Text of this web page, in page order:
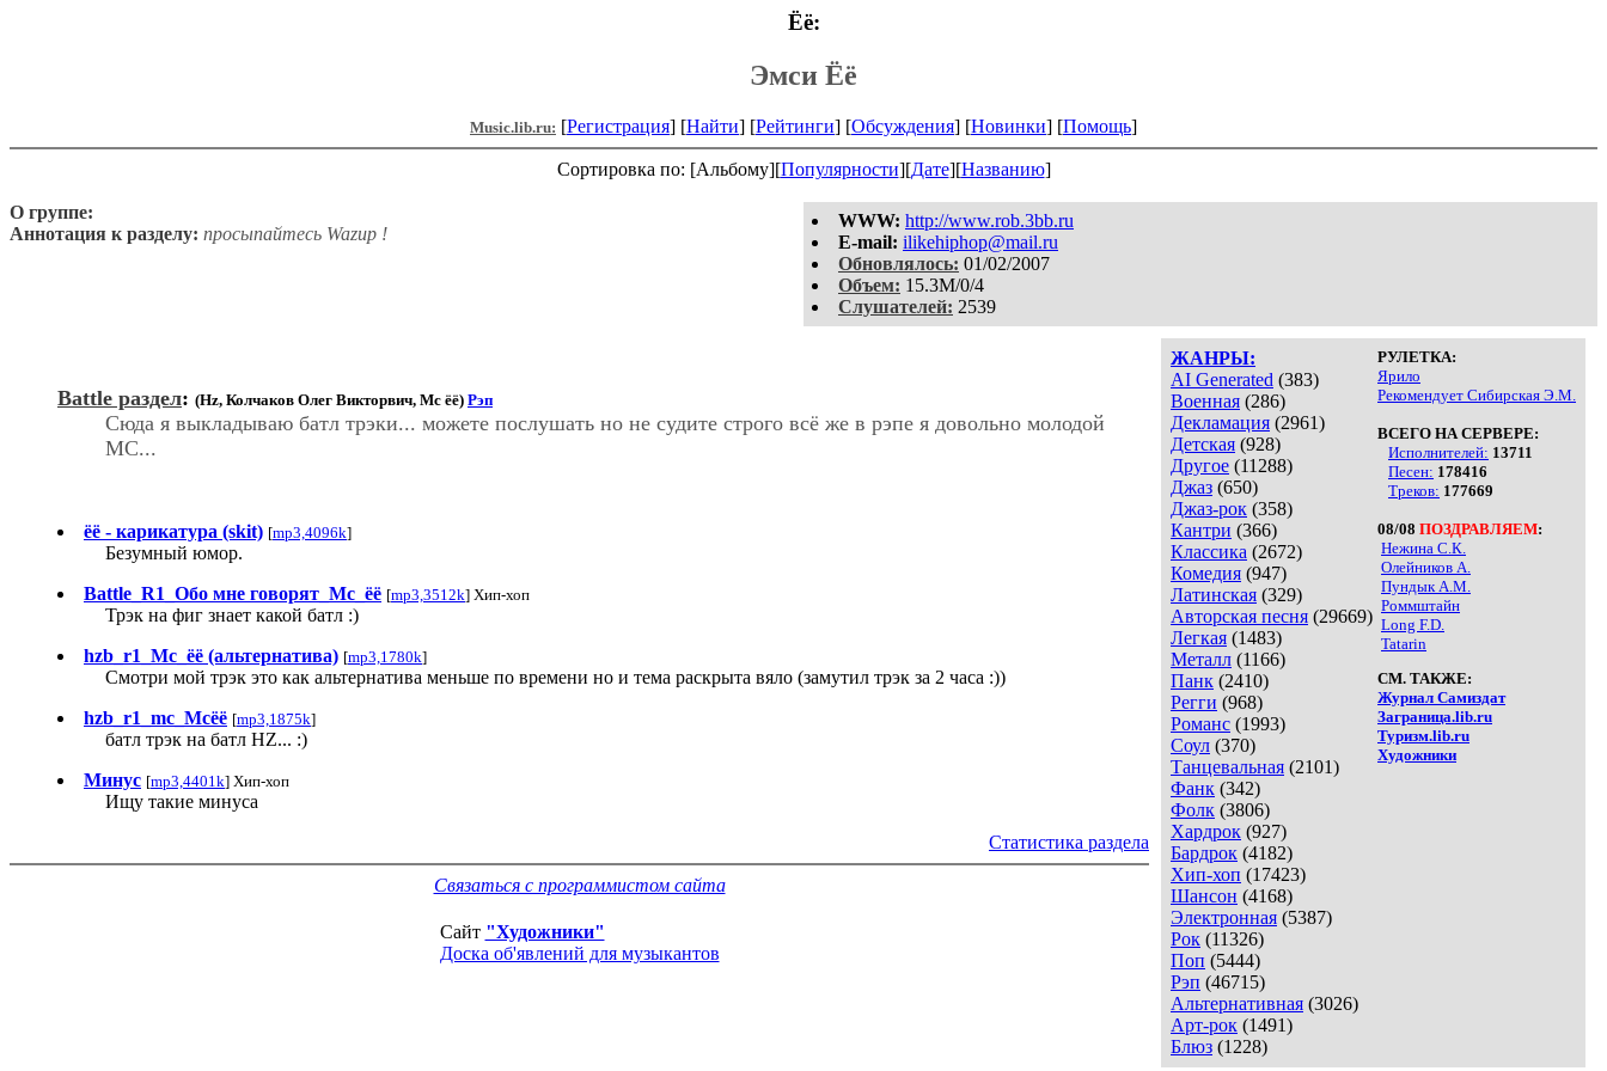
Ёё:
Эмси Ёё
Music.lib.ru: [Регистрация] [Найти] [Рейтинги] [Обсуждения] [Новинки] [Помощь]
Сортировка по: [Альбому][Популярности][Дате][Названию]
WWW: http://www.rob.3bb.ru
E-mail: ilikehiphop@mail.ru
Обновлялось: 01/02/2007
Объем: 15.3M/0/4
Слушателей: 2539
О группе:
Аннотация к разделу: просыпайтесь Wazup !
ЖАНРЫ:
AI Generated (383)
Военная (286)
Декламация (2961)
Детская (928)
Другое (11288)
Джаз (650)
Джаз-рок (358)
Кантри (366)
Классика (2672)
Комедия (947)
Латинская (329)
Авторская песня (29669)
Легкая (1483)
Металл (1166)
Панк (2410)
Регги (968)
Романс (1993)
Соул (370)
Танцевальная (2101)
Фанк (342)
Фолк (3806)
Хардрок (927)
Бардрок (4182)
Хип-хоп (17423)
Шансон (4168)
Электронная (5387)
Рок (11326)
Поп (5444)
Рэп (46715)
Альтернативная (3026)
Арт-рок (1491)
Блюз (1228)
РУЛЕТКА:
Ярило
Рекомендует Сибирская Э.М.
ВСЕГО НА СЕРВЕРЕ:
Исполнителей: 13711
Песен: 178416
Треков: 177669
08/08 ПОЗДРАВЛЯЕМ:
Нежина С.К.
Олейников А.
Пундык А.М.
Роммштайн
Long F.D.
Tatarin
СМ. ТАКЖЕ:
Журнал Самиздат
Заграница.lib.ru
Туризм.lib.ru
Художники
Battle раздел: (Hz, Колчаков Олег Викторвич, Mc ёё) Рэп
Сюда я выкладываю батл трэки... можете послушать но не судите строго всё же в рэпе я довольно молодой
MC...
ёё - карикатура (skit) [mp3,4096k]
Безумный юмор.
Battle_R1_Обо мне говорят_Mc_ёё [mp3,3512k] Хип-хоп
Трэк на фиг знает какой батл :)
hzb_r1_Mc_ёё (альтернатива) [mp3,1780k]
Смотри мой трэк это как альтернатива меньше по времени но и тема раскрыта вяло (замутил трэк за 2 часа :))
hzb_r1_mc_Mcёё [mp3,1875k]
батл трэк на батл HZ... :)
Минус [mp3,4401k] Хип-хоп
Ищу такие минуса
Статистика раздела
Связаться с программистом сайта
Сайт "Художники"
Доска об'явлений для музыкантов